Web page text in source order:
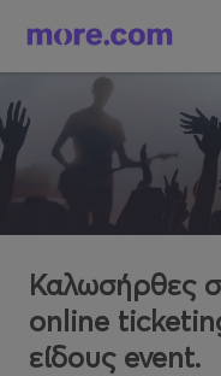
Καλωσήρθες
online
είδους event.